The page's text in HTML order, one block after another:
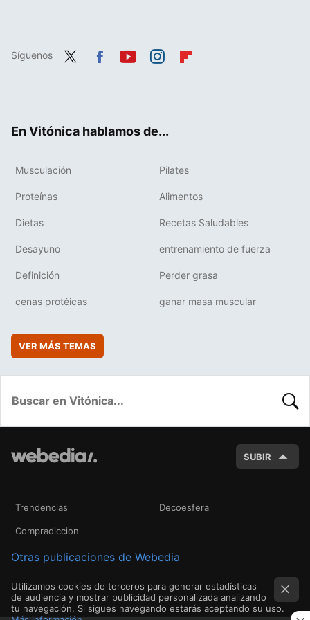
Síguenos
En Vitónica hablamos de...
Musculación Pilates
Proteínas Alimentos
Dietas Recetas Saludables
Desayuno entrenamiento de fuerza
Definición Perder grasa
cenas protéicas ganar masa muscular
VER MÁS TEMAS
SUBIR
Trendencias Decoesfera
Compradiccion
Otras publicaciones de Webedia
Utilizamos cookies de terceros para generar estadísticas
de audiencia y mostrar publicidad personalizada analizando
tu navegación. Si sigues navegando estarás aceptando su uso.